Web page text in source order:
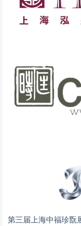
第三届上海中福珍翫